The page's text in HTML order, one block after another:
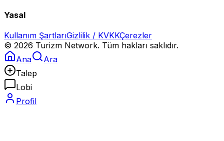
Yasal
Kullanım ŞartlarıGizlilik / KVKKÇerezler
© 2026 Turizm Network. Tüm hakları saklıdır.
Ana
Ara
Talep
Lobi
Profil